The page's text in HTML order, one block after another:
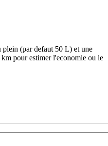
(par defaut 50 L) et une
pour estimer l'economie ou le